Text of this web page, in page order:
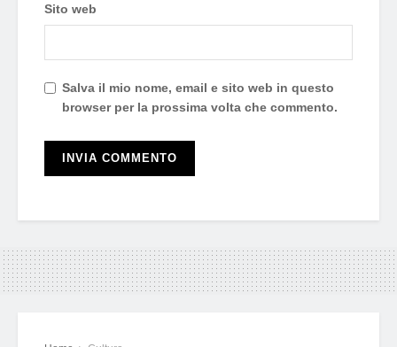
Sito web
Salva il mio nome, email e sito web in questo
browser per la prossima volta che commento.